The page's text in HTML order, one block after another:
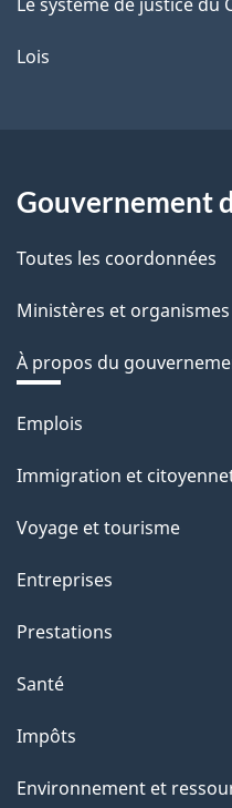
Lois
Gouvernement
Toutes les coordonnées
Ministères et organismes
À propos du
Thèmes
sujets
Emplois
Immigration et
Voyage et tourisme
Entreprises
Prestations
Santé
Impôts
Environnement et